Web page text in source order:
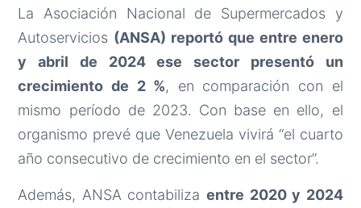
La Asociación Nacional de Supermercados y
Autoservicios (ANSA) reportó que entre enero
y abril de 2024 ese sector presentó un
crecimiento de 2 %, en comparación con el
mismo período de 2023. Con base en ello, el
organismo prevé que Venezuela vivirá “el cuarto
año consecutivo de crecimiento en el sector”.
Además, ANSA contabiliza entre 2020 y 2024